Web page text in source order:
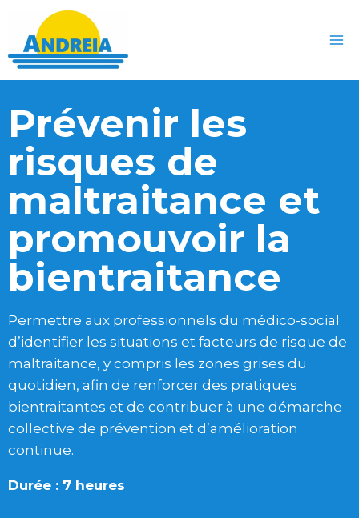
Prévenir les
risques de
maltraitance et
promouvoir la
bientraitance
Permettre aux professionnels du médico-social
d’identifier les situations et facteurs de risque de
maltraitance, y compris les zones grises du
quotidien, afin de renforcer des pratiques
bientraitantes et de contribuer à une démarche
collective de prévention et d’amélioration
continue.
Durée : 7 heures